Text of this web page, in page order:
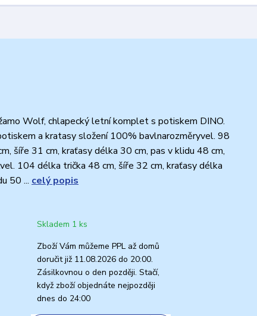
Wolf, chlapecký letní komplet s potiskem DINO.
a kratasy složení 100% bavlnarozměryvel. 98
šíře 31 cm, kraťasy délka 30 cm, pas v klidu 48 cm,
104 délka trička 48 cm, šíře 32 cm, kraťasy délka
50 ... celý popis
Skladem 1 ks
Zboží Vám můžeme PPL až domů
doručit již 11.08.2026 do 20:00.
Zásilkovnou o den později. Stačí,
když zboží objednáte nejpozději
dnes do 24:00